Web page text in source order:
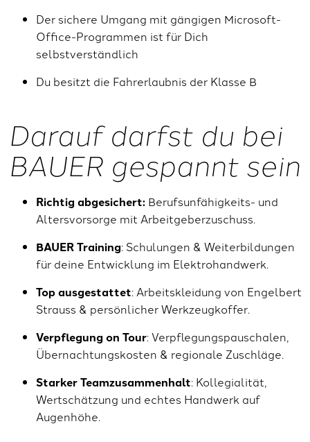
Der sichere Umgang mit gängigen Microsoft-
Office-Programmen ist für Dich
selbstverständlich
Du besitzt die Fahrerlaubnis der Klasse B
Darauf darfst du bei
BAUER gespannt sein
Richtig abgesichert: Berufsunfähigkeits- und
Altersvorsorge mit Arbeitgeberzuschuss.
BAUER Training: Schulungen & Weiterbildungen
für deine Entwicklung im Elektrohandwerk.
Top ausgestattet: Arbeitskleidung von Engelbert
Strauss & persönlicher Werkzeugkoffer.
Verpflegung on Tour: Verpflegungspauschalen,
Übernachtungskosten & regionale Zuschläge.
Starker Teamzusammenhalt: Kollegialität,
Wertschätzung und echtes Handwerk auf
Augenhöhe.